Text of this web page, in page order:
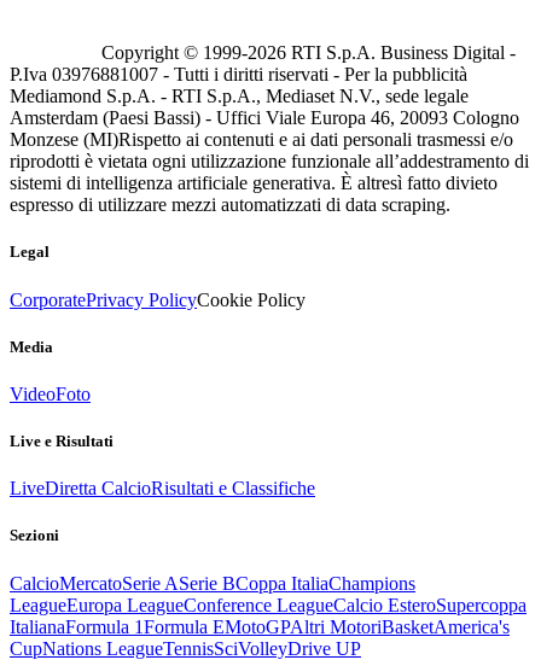
Copyright © 1999-2026 RTI S.p.A. Business Digital -
P.Iva 03976881007 - Tutti i diritti riservati - Per la pubblicità
Mediamond S.p.A. - RTI S.p.A., Mediaset N.V., sede legale
Amsterdam (Paesi Bassi) - Uffici Viale Europa 46, 20093 Cologno
Monzese (MI)Rispetto ai contenuti e ai dati personali trasmessi e/o
riprodotti è vietata ogni utilizzazione funzionale all’addestramento di
sistemi di intelligenza artificiale generativa. È altresì fatto divieto
espresso di utilizzare mezzi automatizzati di data scraping.
Legal
CorporatePrivacy PolicyCookie Policy
Media
VideoFoto
Live e Risultati
LiveDiretta CalcioRisultati e Classifiche
Sezioni
CalcioMercatoSerie ASerie BCoppa ItaliaChampions
LeagueEuropa LeagueConference LeagueCalcio EsteroSupercoppa
ItalianaFormula 1Formula EMotoGPAltri MotoriBasketAmerica's
CupNations LeagueTennisSciVolleyDrive UP